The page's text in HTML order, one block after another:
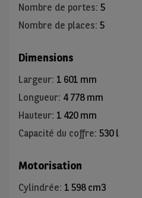
Nombre de portes: 5
Nombre de places: 5
Dimensions
Largeur: 1 601 mm
Longueur: 4 778 mm
Hauteur: 1 420 mm
Capacité du coffre: 530 l
Motorisation
Cylindrée: 1 598 cm3